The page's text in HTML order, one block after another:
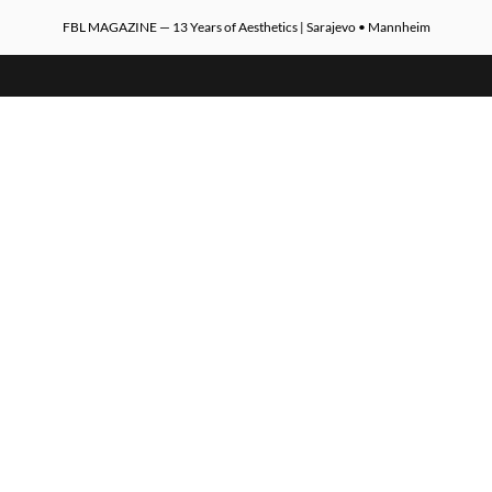
FBL MAGAZINE — 13 Years of Aesthetics | Sarajevo • Mannheim